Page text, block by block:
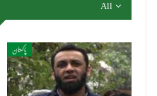
All
پاکستان